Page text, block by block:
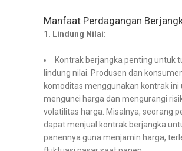
Manfaat Perdagangan
1. Lindung Nilai:
Kontrak berjangka penting untuk
lindung nilai. Produsen dan
komoditas menggunakan kontrak ini
mengunci harga dan mengurangi
volatilitas harga. Misalnya, seorang
dapat menjual kontrak berjangka
panennya guna menjamin harga,